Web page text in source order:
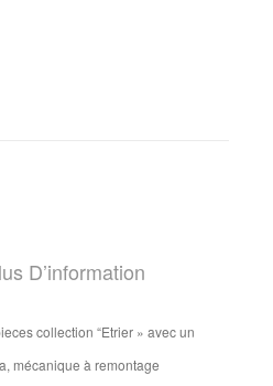
collection “Etrier » avec un
mécanique à remontage
D’information